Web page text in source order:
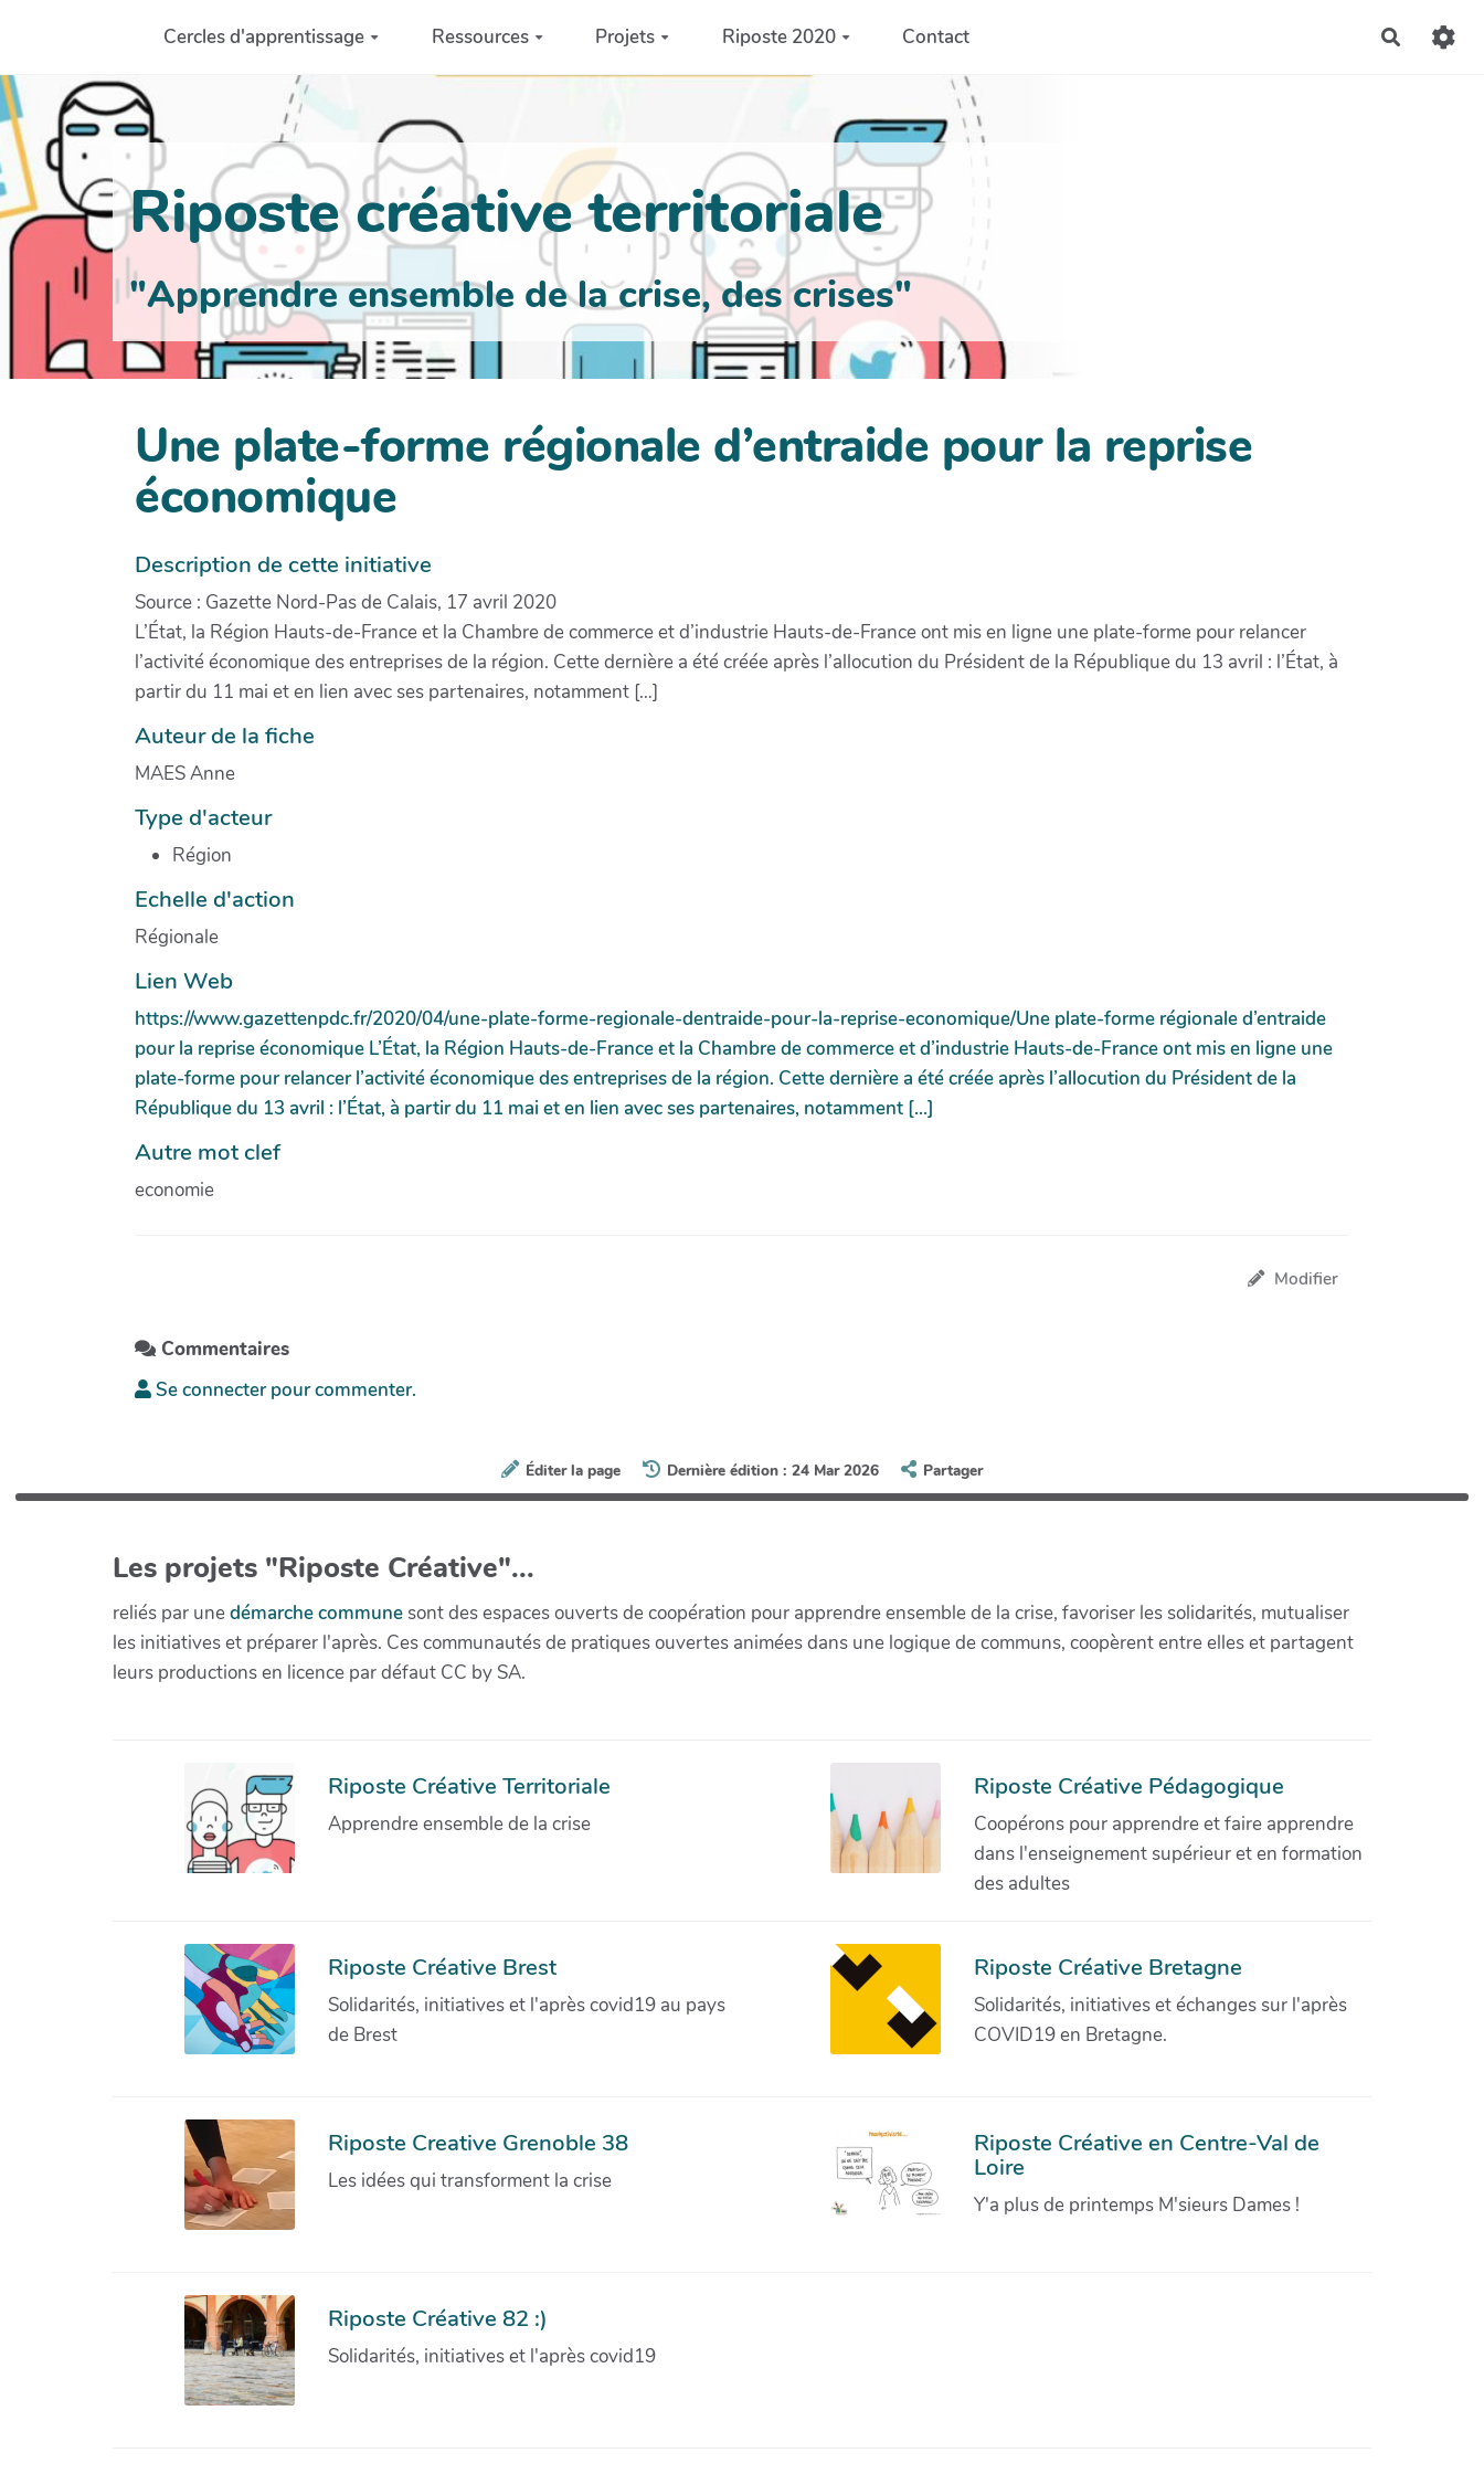
Aller au contenu principalCercles d'apprentissage Ressources Projets Riposte 2020 Contact
Riposte créative territoriale
"Apprendre ensemble de la crise, des crises"
Une plate-forme régionale d’entraide pour la reprise
économique
Description de cette initiative
Source : Gazette Nord-Pas de Calais, 17 avril 2020
L’État, la Région Hauts-de-France et la Chambre de commerce et d’industrie Hauts-de-France ont mis en ligne une plate-forme pour relancer
l’activité économique des entreprises de la région. Cette dernière a été créée après l’allocution du Président de la République du 13 avril : l’État, à
partir du 11 mai et en lien avec ses partenaires, notamment […]
Auteur de la fiche
MAES Anne
Type d'acteur
Région
Echelle d'action
Régionale
Lien Web
https://www.gazettenpdc.fr/2020/04/une-plate-forme-regionale-dentraide-pour-la-reprise-economique/Une plate-forme régionale d’entraide
pour la reprise économique L’État, la Région Hauts-de-France et la Chambre de commerce et d’industrie Hauts-de-France ont mis en ligne une
plate-forme pour relancer l’activité économique des entreprises de la région. Cette dernière a été créée après l’allocution du Président de la
République du 13 avril : l’État, à partir du 11 mai et en lien avec ses partenaires, notamment […]
Autre mot clef
economie
Modifier
Commentaires
Se connecter pour commenter.
Éditer la page Dernière édition : 24 Mar 2026 Partager
Les projets "Riposte Créative"...
reliés par unedémarche communesont des espaces ouverts de coopération pour apprendre ensemble de la crise, favoriser les solidarités, mutualiser
les initiatives et préparer l'après. Ces communautés de pratiques ouvertes animées dans une logique de communs, coopèrent entre elles et partagent
leurs productions en licence par défaut CC by SA.
Riposte Créative Territoriale
Apprendre ensemble de la crise
Riposte Créative Pédagogique
Coopérons pour apprendre et faire apprendre
dans l'enseignement supérieur et en formation
des adultes
Riposte Créative Brest
Solidarités, initiatives et l'après covid19 au pays
de Brest
Riposte Créative Bretagne
Solidarités, initiatives et échanges sur l'après
COVID19 en Bretagne.
Riposte Creative Grenoble 38
Les idées qui transforment la crise
Riposte Créative en Centre-Val de
Loire
Y'a plus de printemps M'sieurs Dames !
Riposte Créative 82 :)
Solidarités, initiatives et l'après covid19